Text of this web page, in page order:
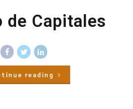
de Capitales
reading